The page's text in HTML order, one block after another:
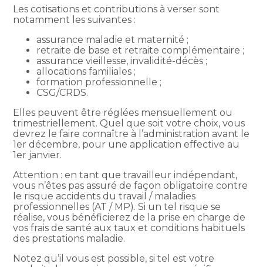
Les cotisations et contributions à verser sont
notamment les suivantes :
assurance maladie et maternité ;
retraite de base et retraite complémentaire ;
assurance vieillesse, invalidité-décès ;
allocations familiales ;
formation professionnelle ;
CSG/CRDS.
Elles peuvent être réglées mensuellement ou
trimestriellement. Quel que soit votre choix, vous
devrez le faire connaître à l’administration avant le
1er décembre, pour une application effective au
1er janvier.
Attention : en tant que travailleur indépendant,
vous n’êtes pas assuré de façon obligatoire contre
le risque accidents du travail / maladies
professionnelles (AT / MP). Si un tel risque se
réalise, vous bénéficierez de la prise en charge de
vos frais de santé aux taux et conditions habituels
des prestations maladie.
Notez qu’il vous est possible, si tel est votre